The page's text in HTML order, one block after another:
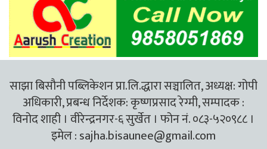
साझा बिसौनी पब्लिकेशन प्रा.लि.द्धारा सञ्चालित, अध्यक्ष: गोपी
अधिकारी, प्रबन्ध निर्देशक: कृष्णप्रसाद रेग्मी, सम्पादक :
विनोद शाही । वीरेन्द्रनगर-६ सुर्खेत । फोन नं. ०८३-५२०९८८ ।
इमेल :sajha.bisaunee@gmail.com